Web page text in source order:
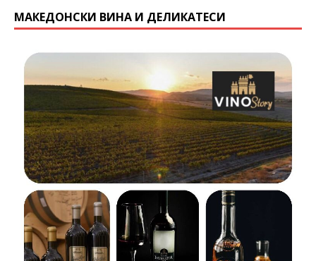
МАКЕДОНСКИ ВИНА И ДЕЛИКАТЕСИ